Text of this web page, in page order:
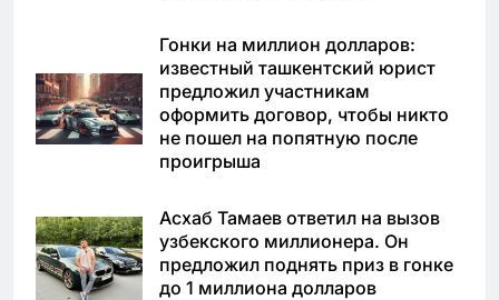
Гонки на миллион долларов:
известный ташкентский юрист
предложил участникам
оформить договор, чтобы никто
не пошел на попятную после
проигрыша
Асхаб Тамаев ответил на вызов
узбекского миллионера. Он
предложил поднять приз в гонке
до 1 миллиона долларов